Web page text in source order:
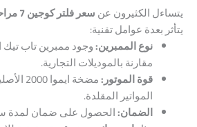
يتساءل الكثيرون عنسعر فلتر كوجين 7 مراحل
يتأثر بعدة عوامل تقنية:
نوع الممبرين:وجود ممبرين تاب تيك
مقارنة بالموديلات التجارية.
قوة الموتور:
مضخة
المواتير المقلدة.
الضمان:الحصول على ضمان لمدة